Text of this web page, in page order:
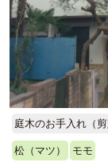
庭木のお手入れ（剪
松（マツ） モモ